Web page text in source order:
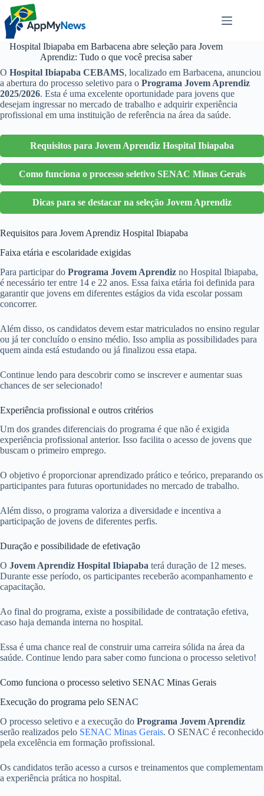
Pular
para
conteúdo
Hospital Ibiapaba em Barbacena abre seleção para Jovem
Aprendiz: Tudo o que você precisa saber
O Hospital Ibiapaba CEBAMS, localizado em Barbacena, anunciou
a abertura do processo seletivo para o Programa Jovem Aprendiz
2025/2026. Esta é uma excelente oportunidade para jovens que
desejam ingressar no mercado de trabalho e adquirir experiência
profissional em uma instituição de referência na área da saúde.
Requisitos para Jovem Aprendiz Hospital Ibiapaba
Como funciona o processo seletivo SENAC Minas Gerais
Dicas para se destacar na seleção Jovem Aprendiz
Requisitos para Jovem Aprendiz Hospital Ibiapaba
Faixa etária e escolaridade exigidas
Para participar do Programa Jovem Aprendiz no Hospital Ibiapaba,
é necessário ter entre 14 e 22 anos. Essa faixa etária foi definida para
garantir que jovens em diferentes estágios da vida escolar possam
concorrer.
Além disso, os candidatos devem estar matriculados no ensino regular
ou já ter concluído o ensino médio. Isso amplia as possibilidades para
quem ainda está estudando ou já finalizou essa etapa.
Continue lendo para descobrir como se inscrever e aumentar suas
chances de ser selecionado!
Experiência profissional e outros critérios
Um dos grandes diferenciais do programa é que não é exigida
experiência profissional anterior. Isso facilita o acesso de jovens que
buscam o primeiro emprego.
O objetivo é proporcionar aprendizado prático e teórico, preparando os
participantes para futuras oportunidades no mercado de trabalho.
Além disso, o programa valoriza a diversidade e incentiva a
participação de jovens de diferentes perfis.
Duração e possibilidade de efetivação
O Jovem Aprendiz Hospital Ibiapaba terá duração de 12 meses.
Durante esse período, os participantes receberão acompanhamento e
capacitação.
Ao final do programa, existe a possibilidade de contratação efetiva,
caso haja demanda interna no hospital.
Essa é uma chance real de construir uma carreira sólida na área da
saúde. Continue lendo para saber como funciona o processo seletivo!
Como funciona o processo seletivo SENAC Minas Gerais
Execução do programa pelo SENAC
O processo seletivo e a execução do Programa Jovem Aprendiz
serão realizados pelo SENAC Minas Gerais. O SENAC é reconhecido
pela excelência em formação profissional.
Os candidatos terão acesso a cursos e treinamentos que complementam
a experiência prática no hospital.